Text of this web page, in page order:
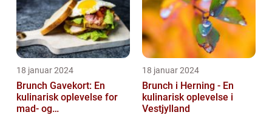
18 januar 2024
Brunch Gavekort: En
kulinarisk oplevelse for
mad- og
18 januar 2024
Brunch i Herning - En
kulinarisk oplevelse i
Vestjylland